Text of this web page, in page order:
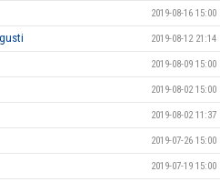
2019-08-16 15:00
2019-08-12 21:14
2019-08-09 15:00
2019-08-02 15:00
2019-08-02 11:37
2019-07-26 15:00
2019-07-19 15:00